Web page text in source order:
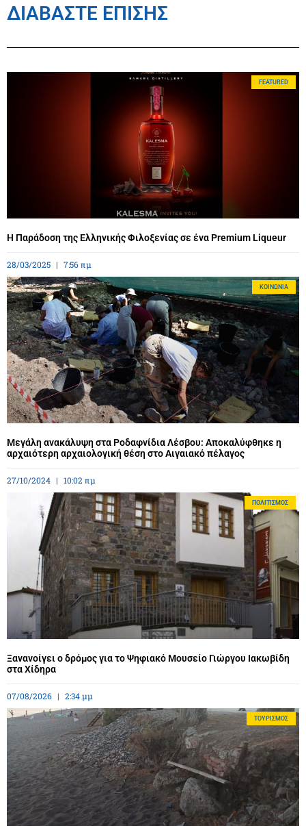
ΔΙΑΒΑΣΤΕ ΕΠΙΣΗΣ
FEATURED
Η Παράδοση της Ελληνικής Φιλοξενίας σε ένα Premium Liqueur
28/03/2025 7:56 πμ
ΚΟΙΝΩΝΊΑ
Μεγάλη ανακάλυψη στα Ροδαφνίδια Λέσβου: Αποκαλύφθηκε η
αρχαιότερη αρχαιολογική θέση στο Αιγαιακό πέλαγος
27/10/2024 10:02 πμ
ΠΟΛΙΤΙΣΜΌΣ
Ξανανοίγει ο δρόμος για το Ψηφιακό Μουσείο Γιώργου Ιακωβίδη
στα Χίδηρα
07/08/2026 2:34 μμ
ΤΟΥΡΙΣΜΌΣ